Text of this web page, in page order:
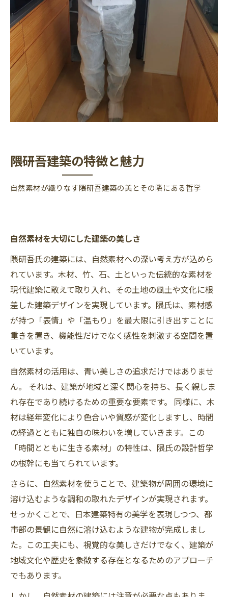
隈研吾建築の特徴と魅力
自然素材が織りなす隈研吾建築の美とその隣にある哲学
自然素材を大切にした建築の美しさ
隈研吾氏の建築には、自然素材への深い考え方が込めら
れています。木材、竹、石、土といった伝統的な素材を
現代建築に敢えて取り入れ、その土地の風土や文化に根
差した建築デザインを実現しています。隈氏は、素材感
が持つ「表情」や「温もり」を最大限に引き出すことに
重きを置き、機能性だけでなく感性を刺激する空間を置
いています。
自然素材の活用は、青い美しさの追求だけではありませ
ん。 それは、建築が地域と深く関心を持ち、長く親しま
れ存在であり続けるための重要な要素です。 同様に、木
材は経年変化により色合いや質感が変化しますし、時間
の経過とともに独自の味わいを増していきます。この
「時間とともに生きる素材」の特性は、隈氏の設計哲学
の根幹にも当てられています。
さらに、自然素材を使うことで、建築物が周囲の環境に
溶け込むような調和の取れたデザインが実現されます。
せっかくことで、日本建築特有の美学を表現しつつ、都
市部の景観に自然に溶け込むような建物が完成しまし
た。この工夫にも、視覚的な美しさだけでなく、建築が
地域文化や歴史を象徴する存在となるためのアプローチ
でもあります。